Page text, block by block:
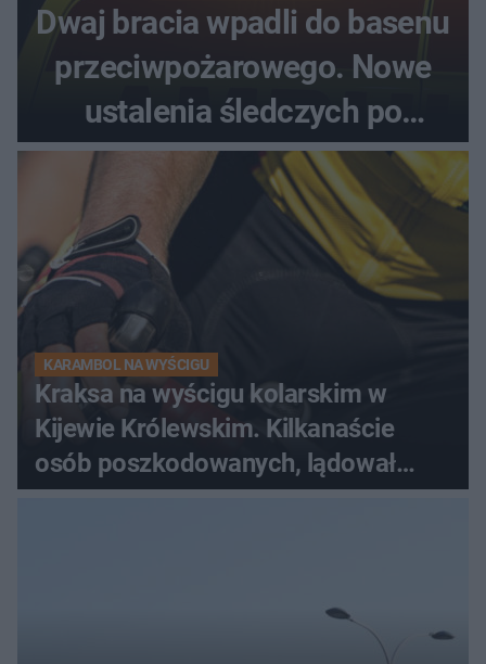
Dwaj bracia wpadli do basenu
przeciwpożarowego. Nowe
ustalenia śledczych po
dramatycznej akcji
KARAMBOL NA WYŚCIGU
Kraksa na wyścigu kolarskim w
Kijewie Królewskim. Kilkanaście
osób poszkodowanych, lądował
śmigłowiec LPR